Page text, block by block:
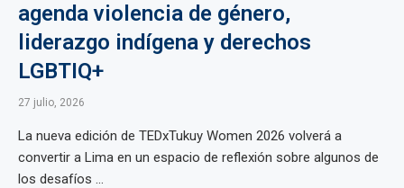
agenda violencia de género,
liderazgo indígena y derechos
LGBTIQ+
27 julio, 2026
La nueva edición de TEDxTukuy Women 2026 volverá a
convertir a Lima en un espacio de reflexión sobre algunos de
los desafíos ...